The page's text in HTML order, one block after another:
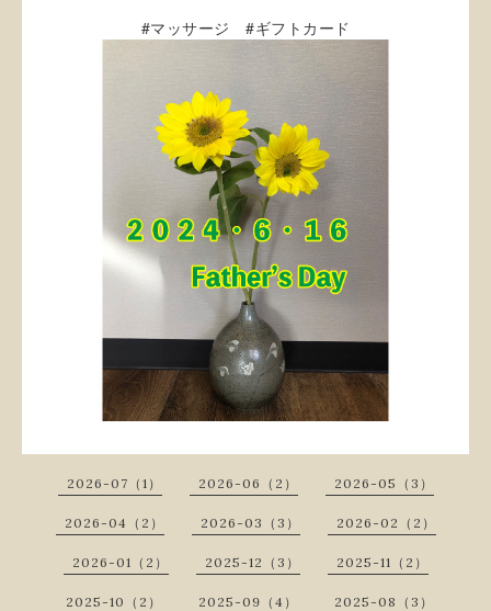
#マッサージ #ギフトカード
2026-07（1） 2026-06（2） 2026-05（3）
2026-04（2） 2026-03（3） 2026-02（2）
2026-01（2） 2025-12（3） 2025-11（2）
2025-10（2） 2025-09（4） 2025-08（3）